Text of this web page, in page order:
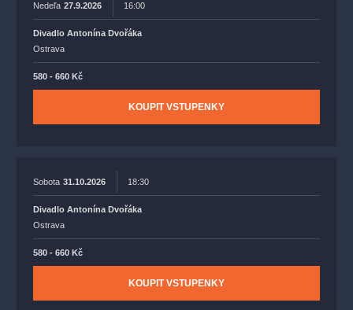
Nedeľa 27.9.2026 16:00
Divadlo Antonína Dvořáka
Ostrava
580 - 660 Kč
KOUPIT VSTUPENKY
Sobota 31.10.2026 18:30
Divadlo Antonína Dvořáka
Ostrava
580 - 660 Kč
KOUPIT VSTUPENKY